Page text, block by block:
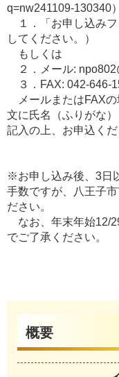
q=nw241109-130340
１．「お申し込みフ
してください。）
もしくは
２．メール:
３．FAX: 042-646-
メールまたはFAXの
文に氏名（ふりがな
記入の上、お申込くだ
※お申し込み後、3日
手数ですが、八王子
ださい。
なお、年末年始12/
でご了承ください。
概要